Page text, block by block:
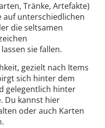
Tränke, Artefakte)
auf unterschiedlichen
die seltsamen
sie fallen.
gezielt nach Items
sich hinter dem
gelegentlich hinter
Du kannst hier
oder auch Karten